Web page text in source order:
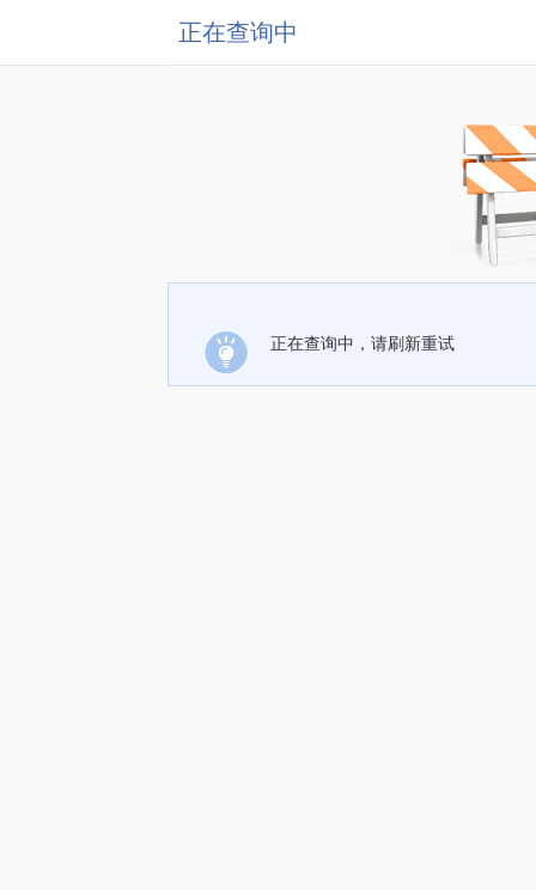
正在查询中
正在查询中，请刷新重试